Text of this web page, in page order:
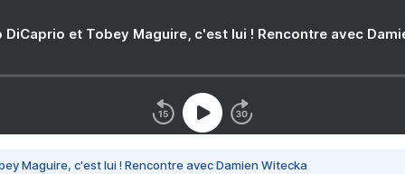
DiCaprio et Tobey Maguire, c'est lui ! Rencontre avec
Maguire, c'est lui ! Rencontre avec Damien Witecka